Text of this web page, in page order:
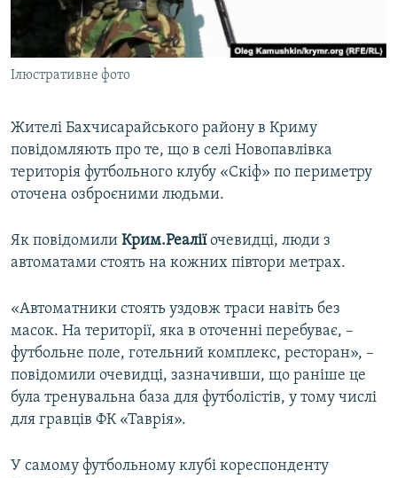
ВІДЕОУРОКИ «ELIFBE»
СВІДЧЕННЯ ОКУПАЦІЇ
УКРАЇНСЬКА ПРОБЛЕМА КРИМУ
Русский
Qırımtatar
Усі сайти RFE/RL
Ілюстративне фото
Жителі Бахчисарайського району в Криму
повідомляють про те, що в селі Новопавлівка
територія футбольного клубу «Скіф» по периметру
оточена озброєними людьми.
Як повідомили Крим.Реаліїочевидці, люди з
автоматами стоять на кожних півтори метрах.
«Автоматники стоять уздовж траси навіть без
масок. На території, яка в оточенні перебуває, –
футбольне поле, готельний комплекс, ресторан», –
повідомили очевидці, зазначивши, що раніше це
була тренувальна база для футболістів, у тому числі
для гравців ФК «Таврія».
У самому футбольному клубі кореспонденту